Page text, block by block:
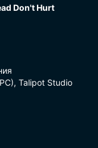
Don't Hurt
Talipot Studio